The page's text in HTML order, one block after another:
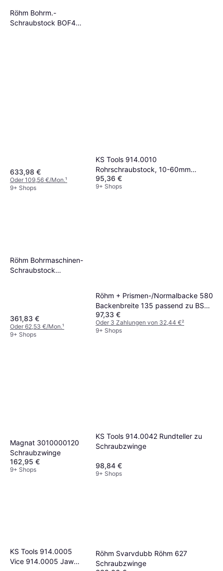
Röhm Bohrm.-
Schraubstock BOF4
633,98 €
Oder 109,56 €/Mon.¹
9+ Shops
KS Tools 914.0010
Rohrschraubstock, 10-60mm
Schraubzwinge
95,36 €
9+ Shops
Röhm Bohrmaschinen-
Schraubstock
361,83 €
Oder 62,53 €/Mon.¹
9+ Shops
Röhm + Prismen-/Normalbacke 580
Backenbreite 135 passend zu BSS
Schraubzwinge
97,33 €
Oder 3 Zahlungen von 32,44 €²
9+ Shops
Magnat 3010000120
Schraubzwinge
162,95 €
9+ Shops
KS Tools 914.0042 Rundteller zu
Schraubzwinge
98,84 €
9+ Shops
KS Tools 914.0005
Vice 914.0005 Jaw
Röhm Svarvdubb Röhm 627
Schraubzwinge